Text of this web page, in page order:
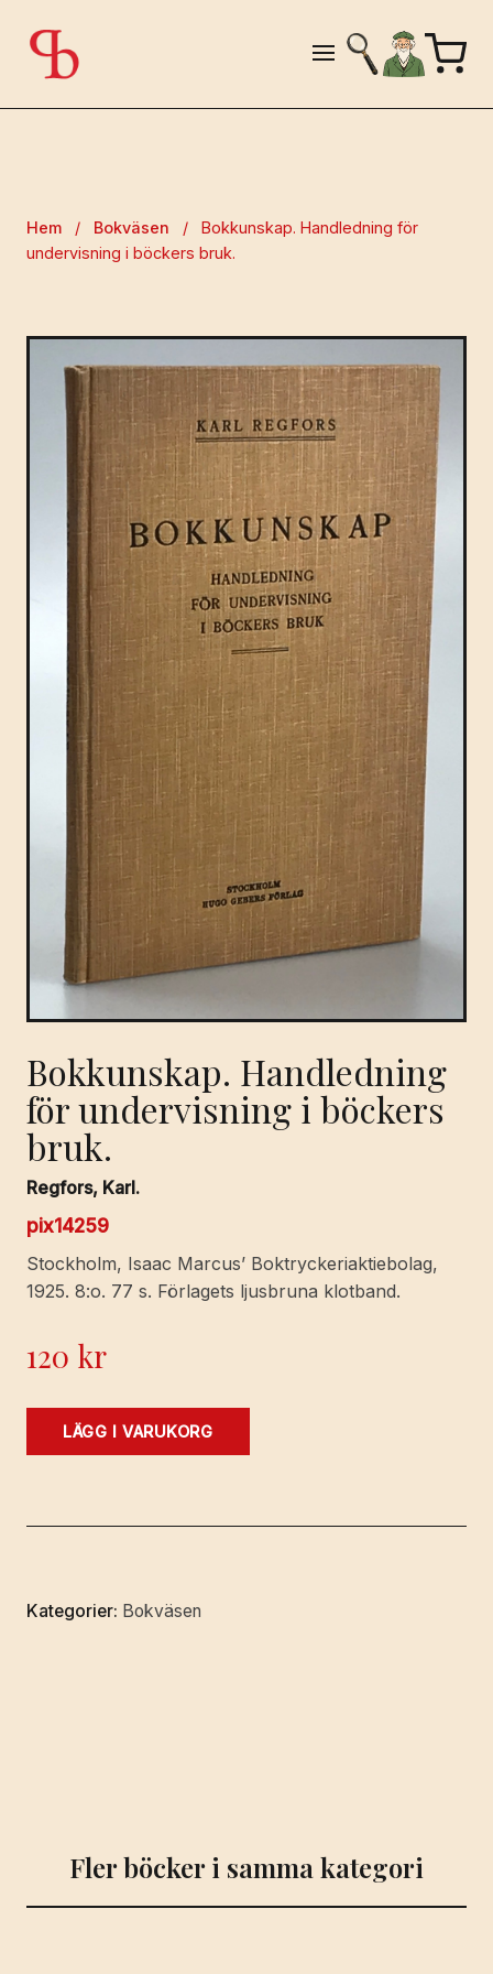
Hem / Bokväsen /
Bokkunskap. Handledning för
undervisning i böckers bruk.
Bokkunskap. Handledning
för undervisning i böckers
bruk.
Regfors, Karl.
pix14259
Stockholm, Isaac Marcus’ Boktryckeriaktiebolag,
1925. 8:o. 77 s. Förlagets ljusbruna klotband.
120 kr
Bokkunskap.
i
mängd
LÄGG I VARUKORG
Kategorier: Bokväsen
Fler böcker i samma kategori